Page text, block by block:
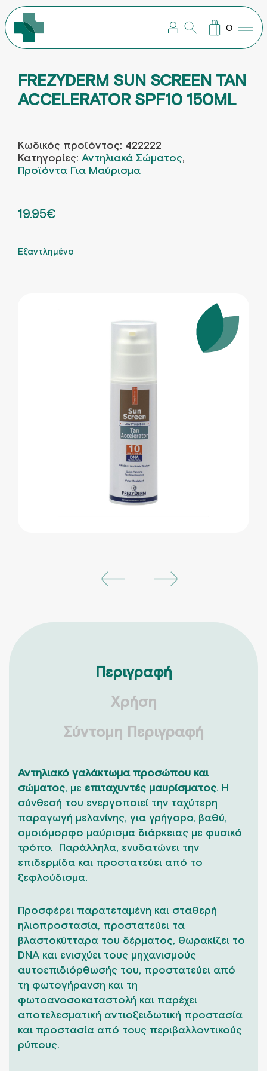
0
FREZYDERM SUN SCREEN TAN
ACCELERATOR SPF10 150ML
Κωδικός προϊόντος: 422222
Κατηγορίες: Αντηλιακά Σώματος,
Προϊόντα Για Μαύρισμα
ORIGINAL PRICE WAS: 30.70€.
19.95€
Εξαντλημένο
Περιγραφή
Χρήση
Σύντομη Περιγραφή
Αντηλιακό γαλάκτωμα προσώπου και
σώματος, με επιταχυντές μαυρίσματος. Η
σύνθεσή του ενεργοποιεί την ταχύτερη
παραγωγή μελανίνης, για γρήγορο, βαθύ,
ομοιόμορφο μαύρισμα διάρκειας με φυσικό
τρόπο. Παράλληλα, ενυδατώνει την
επιδερμίδα και προστατεύει από το
ξεφλούδισμα.
Προσφέρει παρατεταμένη και σταθερή
ηλιοπροστασία, προστατεύει τα
βλαστοκύτταρα του δέρματος, θωρακίζει το
DNA και ενισχύει τους μηχανισμούς
αυτοεπιδιόρθωσής του, προστατεύει από
τη φωτογήρανση και τη
φωτοανοσοκαταστολή και παρέχει
αποτελεσματική αντιοξειδωτική προστασία
και προστασία από τους περιβαλλοντικούς
ρύπους.